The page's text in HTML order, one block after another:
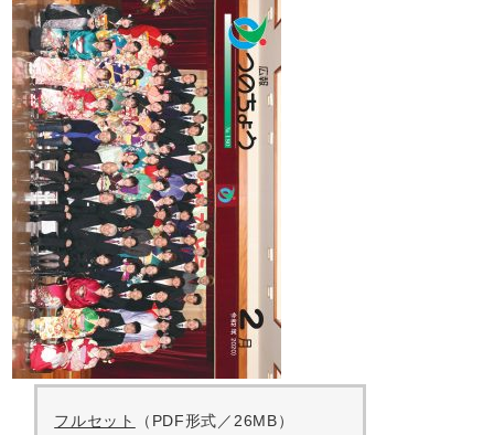
フルセット （PDF形式／26MB）